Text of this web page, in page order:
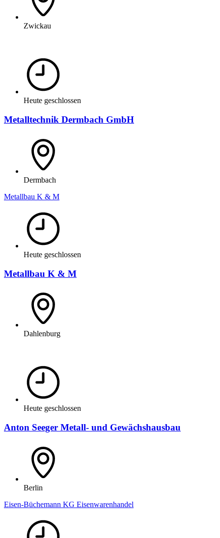
Zwickau
Heute geschlossen
Metalltechnik Dermbach GmbH
Dermbach
Metallbau K & M
Heute geschlossen
Metallbau K & M
Dahlenburg
Heute geschlossen
Anton Seeger Metall- und Gewächshausbau
Berlin
Eisen-Büchemann KG Eisenwarenhandel